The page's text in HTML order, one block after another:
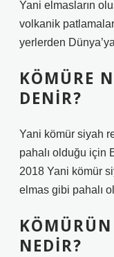
Yani elmasların
volkanik
yerlerden
KÖMÜRE
DENIR?
Yani kömür siyah
pahalı olduğu için
2018 Yani kömür
elmas gibi pahalı
NEDIR?